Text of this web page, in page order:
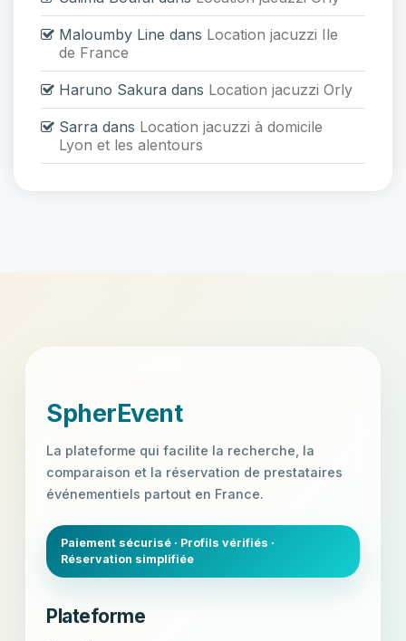
Maloumby Line dans Location jacuzzi Ile
de France
Haruno Sakura dans Location jacuzzi Orly
Sarra dans Location jacuzzi à domicile
Lyon et les alentours
SpherEvent
La plateforme qui facilite la recherche, la
comparaison et la réservation de prestataires
événementiels partout en France.
Paiement sécurisé · Profils vérifiés ·
Réservation simplifiée
Plateforme